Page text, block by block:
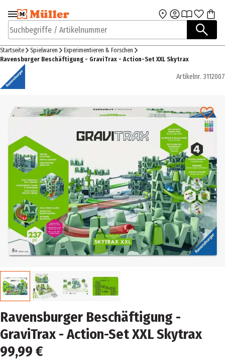
Zur Navigation
springen
Zum Hauptinhalt
Suchbegriffe / Artikelnummer
Startseite Spielwaren
Experimentieren & Forschen
Ravensburger Beschäftigung - GraviTrax - Action-Set XXL Skytrax
Artikelnr. 3112007
Ravensburger Beschäftigung -
GraviTrax - Action-Set XXL Skytrax
99,99 €